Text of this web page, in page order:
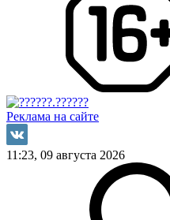
Реклама на сайте
11:23, 09 августа 2026